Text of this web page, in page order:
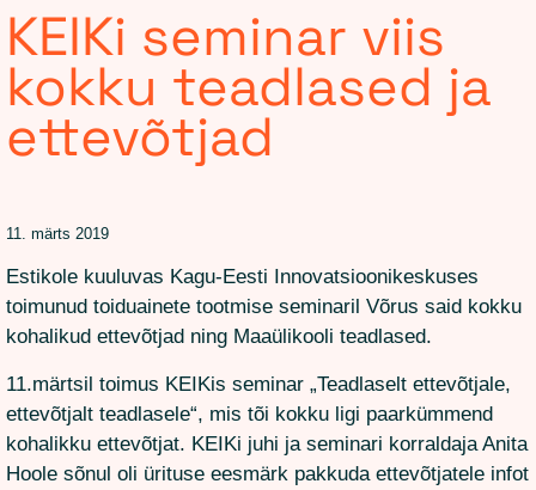
KEIKi seminar viis
kokku teadlased ja
ettevõtjad
11. märts 2019
Estikole kuuluvas Kagu-Eesti Innovatsioonikeskuses
toimunud toiduainete tootmise seminaril Võrus said kokku
kohalikud ettevõtjad ning Maaülikooli teadlased.
11.märtsil toimus KEIKis seminar „Teadlaselt ettevõtjale,
ettevõtjalt teadlasele“, mis tõi kokku ligi paarkümmend
kohalikku ettevõtjat. KEIKi juhi ja seminari korraldaja Anita
Hoole sõnul oli ürituse eesmärk pakkuda ettevõtjatele infot